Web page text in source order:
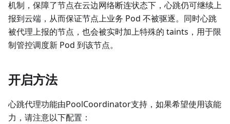
机制，保障了节点在云边网络断连状态下，心跳仍可继续上
报到云端，从而保证节点上业务 Pod 不被驱逐。同时心跳
被代理上报的节点，也会被实时加上特殊的 taints，用于限
制管控调度新 Pod 到该节点。
开启方法
心跳代理功能由PoolCoordinator支持，如果希望使用该能
力，请注意以下配置：